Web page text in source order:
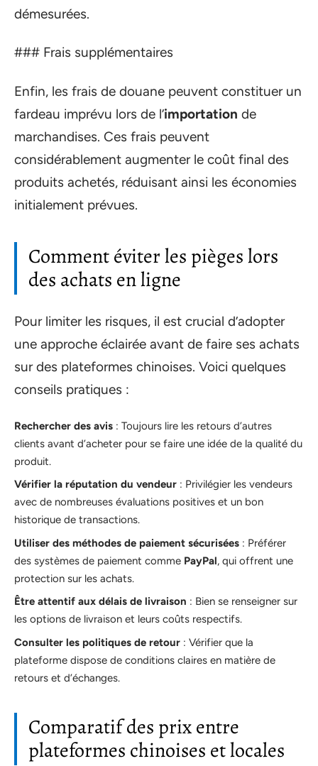
démesurées.
### Frais supplémentaires
Enfin, les frais de douane peuvent constituer un
fardeau imprévu lors de l’importation de
marchandises. Ces frais peuvent
considérablement augmenter le coût final des
produits achetés, réduisant ainsi les économies
initialement prévues.
Comment éviter les pièges lors
des achats en ligne
Pour limiter les risques, il est crucial d’adopter
une approche éclairée avant de faire ses achats
sur des plateformes chinoises. Voici quelques
conseils pratiques :
Rechercher des avis : Toujours lire les retours d’autres
clients avant d’acheter pour se faire une idée de la qualité du
produit.
Vérifier la réputation du vendeur : Privilégier les vendeurs
avec de nombreuses évaluations positives et un bon
historique de transactions.
Utiliser des méthodes de paiement sécurisées : Préférer
des systèmes de paiement comme PayPal, qui offrent une
protection sur les achats.
Être attentif aux délais de livraison : Bien se renseigner sur
les options de livraison et leurs coûts respectifs.
Consulter les politiques de retour : Vérifier que la
plateforme dispose de conditions claires en matière de
retours et d’échanges.
Comparatif des prix entre
plateformes chinoises et locales